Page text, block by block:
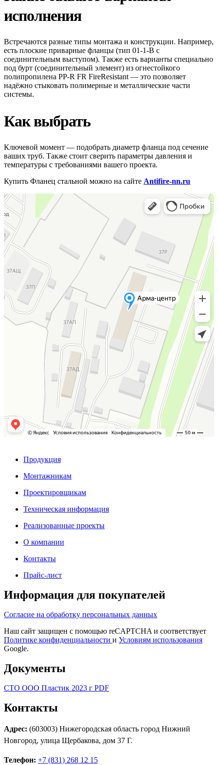
исполнения
Встречаются разные типы монтажа и конструкции. Например,
есть плоские приварные фланцы (тип 01-1-B с
соединительным выступом). Также есть варианты специально
под бурт (соединительный элемент) из огнестойкого
полипропилена PP-R FR FireResistant — это позволяет
надёжно стыковать полимерные и металлические части
системы.
Как выбрать
Ключевой момент — подобрать диаметр фланца под сечение
ваших труб. Также стоит сверить параметры давления и
температуры с требованиями вашего проекта.
Купить Фланец стальной можно на сайте Antifire-nn.ru
Продукция
Монтажникам
Проектировщикам
Техническая информация
Реализованные проекты
О компании
Контакты
Прайс-лист
Информация для покупателей
Согласие на обработку персональных данных
Наш сайт защищен с помощью reCAPTCHA и соответствует
Политике конфиденциальности и Условиям использования
Google.
Документы
СТО ООО Пластик 2023 г PDF
Контакты
Адрес: (603003) Нижегородская область город Нижний
Новгород, улица Щербакова, дом 37 Г.
Телефон: +7 (831) 268 12 15